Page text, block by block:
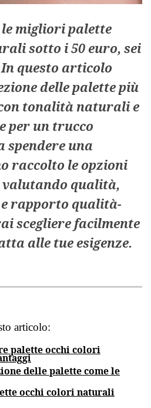
le migliori palette
sotto i 50 euro, sei
questo articolo
delle palette più
tonalità naturali e
per un trucco
spendere una
raccolto le opzioni
qualità,
rapporto qualità-
scegliere facilmente
alle tue esigenze.
articolo:
palette occhi colori
delle palette come le
occhi colori naturali